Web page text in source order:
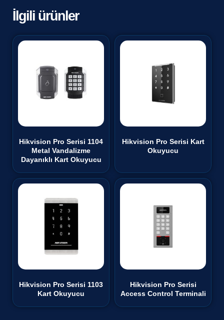
İlgili ürünler
Hikvision Pro Serisi 1104
Metal Vandalizme
Dayanıklı Kart Okuyucu
Hikvision Pro Serisi Kart
Okuyucu
Hikvision Pro Serisi 1103
Kart Okuyucu
Hikvision Pro Serisi
Access Control Terminali